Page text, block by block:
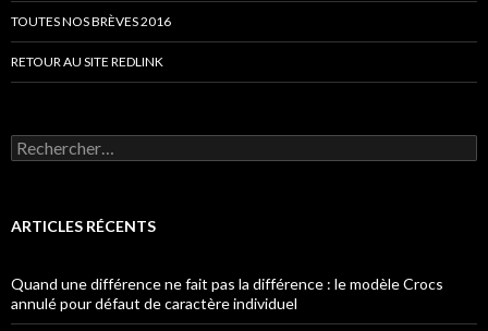
TOUTES NOS BRÈVES 2016
RETOUR AU SITE REDLINK
Rechercher :
ARTICLES RÉCENTS
Quand une différence ne fait pas la différence : le modèle Crocs
annulé pour défaut de caractère individuel